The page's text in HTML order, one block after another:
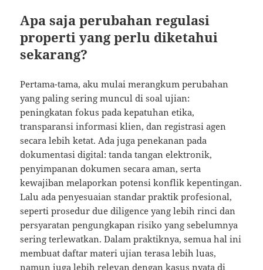
Apa saja perubahan regulasi
properti yang perlu diketahui
sekarang?
Pertama-tama, aku mulai merangkum perubahan
yang paling sering muncul di soal ujian:
peningkatan fokus pada kepatuhan etika,
transparansi informasi klien, dan registrasi agen
secara lebih ketat. Ada juga penekanan pada
dokumentasi digital: tanda tangan elektronik,
penyimpanan dokumen secara aman, serta
kewajiban melaporkan potensi konflik kepentingan.
Lalu ada penyesuaian standar praktik profesional,
seperti prosedur due diligence yang lebih rinci dan
persyaratan pengungkapan risiko yang sebelumnya
sering terlewatkan. Dalam praktiknya, semua hal ini
membuat daftar materi ujian terasa lebih luas,
namun juga lebih relevan dengan kasus nyata di